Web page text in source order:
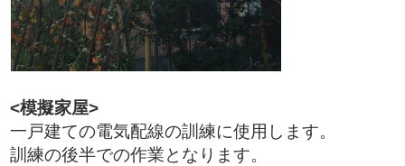
<模擬家屋>
一戸建ての電気配線の訓練に使用します。
訓練の後半での作業となります。